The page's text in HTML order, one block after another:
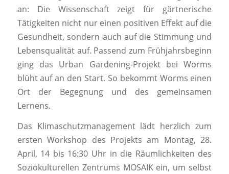
an: Die Wissenschaft zeigt für gärtnerische
Tätigkeiten nicht nur einen positiven Effekt auf die
Gesundheit, sondern auch auf die Stimmung und
Lebensqualität auf. Passend zum Frühjahrsbeginn
ging das Urban Gardening-Projekt bei Worms
blüht auf an den Start. So bekommt Worms einen
Ort der Begegnung und des gemeinsamen
Lernens.
Das Klimaschutzmanagement lädt herzlich zum
ersten Workshop des Projekts am Montag, 28.
April, 14 bis 16:30 Uhr in die Räumlichkeiten des
Soziokulturellen Zentrums MOSAIK ein, um selbst